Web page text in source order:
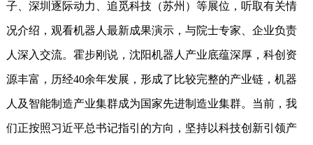
子、深圳逐际动力、追觅科技（苏州）等展位，听取有关情
况介绍，观看机器人最新成果演示，与院士专家、企业负责
人深入交流。霍步刚说，沈阳机器人产业底蕴深厚，科创资
源丰富，历经40余年发展，形成了比较完整的产业链，机器
人及智能制造产业集群成为国家先进制造业集群。当前，我
们正按照习近平总书记指引的方向，坚持以科技创新引领产